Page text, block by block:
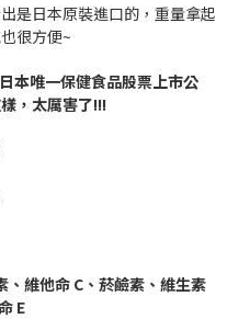
是日本原裝進口的，重量拿起
很方便~
日本唯一保健食品股票上市公
，太厲害了!!!
、維他命 C 、菸鹼素、維生素
E